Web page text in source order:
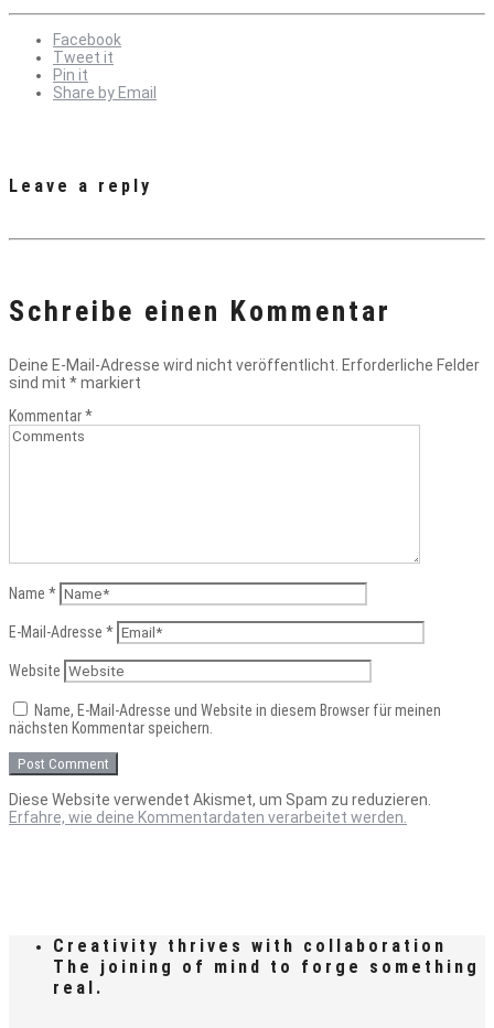
Facebook
Tweet it
Pin it
Share by Email
Leave a reply
Schreibe einen Kommentar
Deine E-Mail-Adresse wird nicht veröffentlicht. Erforderliche Felder
sind mit *markiert
Kommentar*
Name *
E-Mail-Adresse *
Website
Name, E-Mail-Adresse und Website in diesem Browser für meinen
nächsten Kommentar speichern.
Diese Website verwendet Akismet, um Spam zu reduzieren.
Erfahre, wie deine Kommentardaten verarbeitet werden.
Creativity thrives with collaboration
The joining of mind to forge something
real.